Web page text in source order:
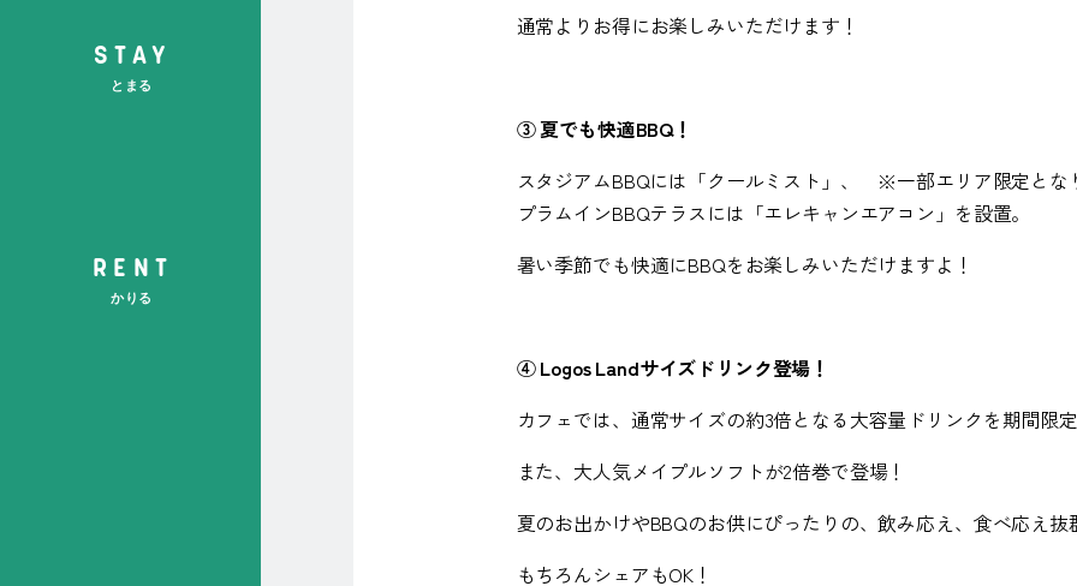
STAY
とまる
RENT
かりる
通常よりお得にお楽しみいただけます！
③夏でも快適BBQ！
スタジアムBBQには「クールミスト」、 ※一部エリア限定とな
プラムインBBQテラスには「エレキャンエアコン」を設置。
暑い季節でも快適にBBQをお楽しみいただけますよ！
④ Logos Landサイズドリンク登場！
カフェでは、通常サイズの約3倍となる大容量ドリンクを期間限
また、大人気メイプルソフトが2倍巻で登場！
夏のお出かけやBBQのお供にぴったりの、飲み応え、食べ応え抜
もちろんシェアもOK ！